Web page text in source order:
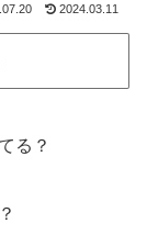
2024.03.11
る？